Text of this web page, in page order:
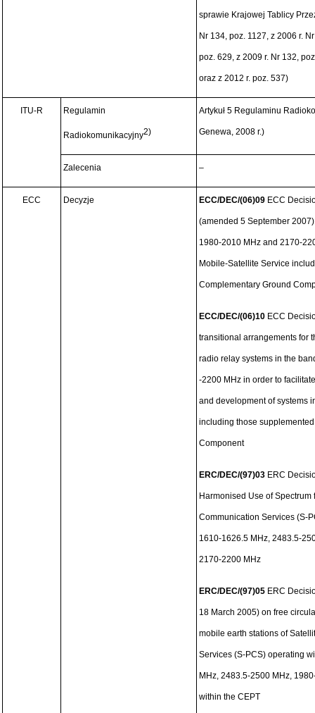
sprawie Krajowej Tablicy
Nr 134, poz. 1127, z 2006 r.
poz. 629, z 2009 r. Nr 132,
oraz z 2012 r. poz. 537)
ITU-R Regulamin
Radiokomunikacyjny2)
Artykuł 5 Regulaminu
Genewa, 2008 r.)
Zalecenia –
ECC Decyzje ECC/DEC/(06)09 ECC
(amended 5 September
1980-2010 MHz and 2170-
Mobile-Satellite Service
Complementary Ground
ECC/DEC/(06)10 ECC
transitional arrangements for
radio relay systems in the
-2200 MHz in order to
and development of systems
including those
Component
ERC/DEC/(97)03 ERC
Harmonised Use of
Communication Services (S-
1610-1626.5 MHz, 2483.5-
2170-2200 MHz
ERC/DEC/(97)05 ERC
18 March 2005) on free
mobile earth stations of
Services (S-PCS) operating
MHz, 2483.5-2500 MHz,
within the CEPT